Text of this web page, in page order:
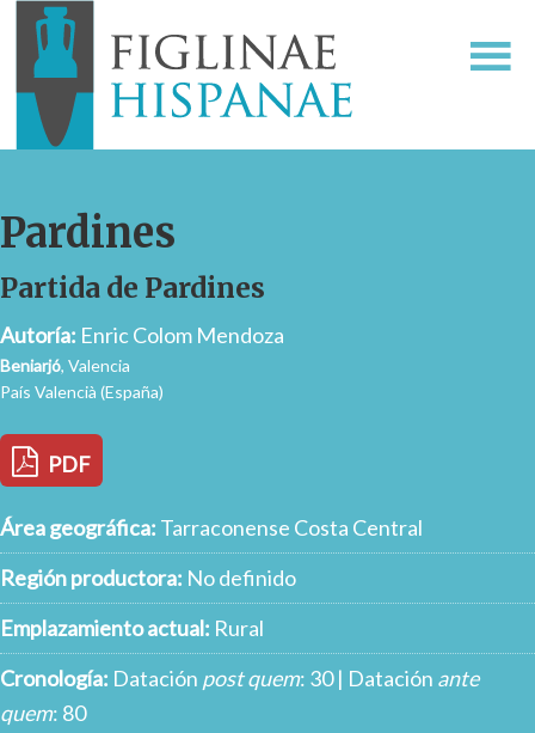
Pardines
Partida de Pardines
Autoría: Enric Colom Mendoza
Beniarjó, Valencia
País Valencià (España)
PDF
Área geográfica: Tarraconense Costa Central
Región productora: No definido
Emplazamiento actual: Rural
Cronología: Datación post quem: 30 | Datación ante
quem: 80